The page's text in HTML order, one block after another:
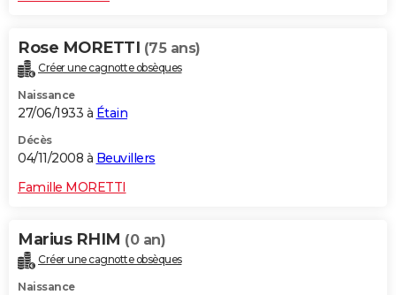
Rose MORETTI (75 ans)
Créer une cagnotte obsèques
Naissance
27/06/1933 à Étain
Décès
04/11/2008 à Beuvillers
Famille MORETTI
Marius RHIM (0 an)
Créer une cagnotte obsèques
Naissance